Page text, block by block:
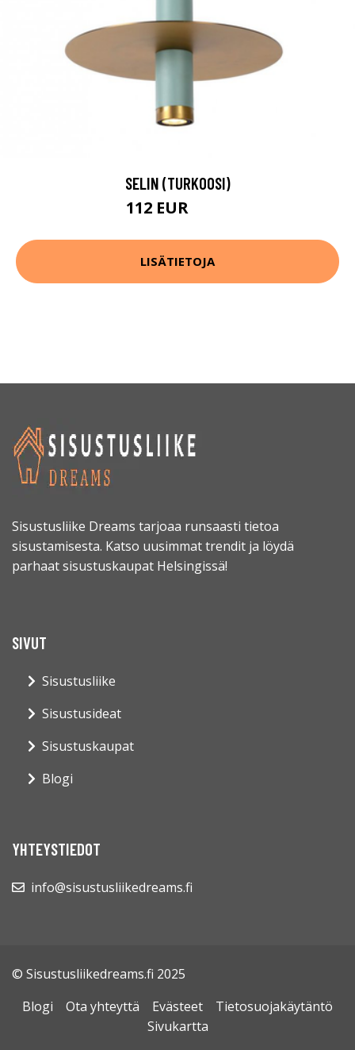
SELIN (TURKOOSI)
112 EUR
LISÄTIETOJA
Sisustusliike Dreams tarjoaa runsaasti tietoa
sisustamisesta. Katso uusimmat trendit ja löydä
parhaat sisustuskaupat Helsingissä!
SIVUT
Sisustusliike
Sisustusideat
Sisustuskaupat
Blogi
YHTEYSTIEDOT
info@sisustusliikedreams.fi
© Sisustusliikedreams.fi 2025
Blogi
Ota yhteyttä Evästeet
Tietosuojakäytäntö
Sivukartta